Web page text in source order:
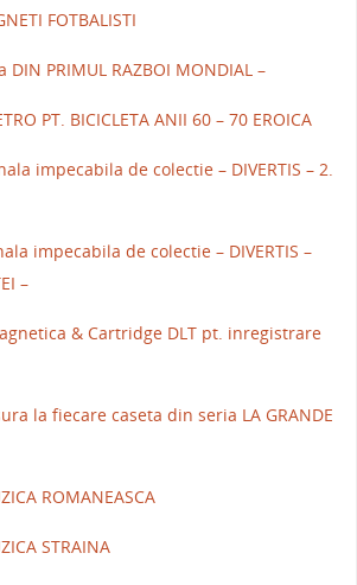
FOTBALISTI
DIN PRIMUL RAZBOI MONDIAL –
PT. BICICLETA ANII 60 – 70 EROICA
impecabila de colectie – DIVERTIS – 2.
impecabila de colectie – DIVERTIS –
–
& Cartridge DLT pt. inregistrare
la fiecare caseta din seria LA GRANDE
ROMANEASCA
STRAINA